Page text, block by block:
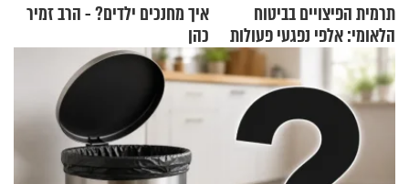
תרמית הפיצויים בביטוח
הלאומי: אלפי נפגעי פעולות
איבה קיבלו כספים במירמה
איך מחנכים ילדים? - הרב זמיר
כהן